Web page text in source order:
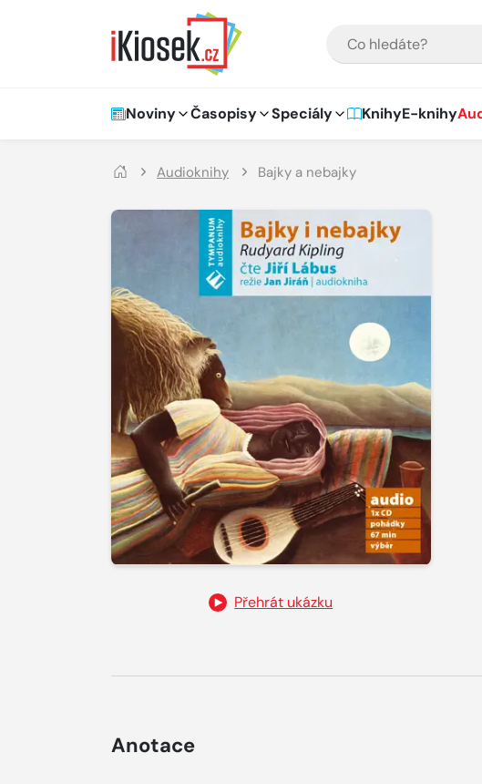
Hlavní navigace
Noviny Časopisy Speciály KnihyE-knihy
Audioknihy Bajky a nebajky
Přehrát ukázku
Anotace